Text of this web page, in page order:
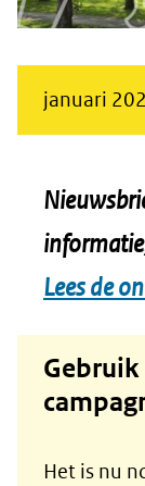
januari
Lees de
Het is nu